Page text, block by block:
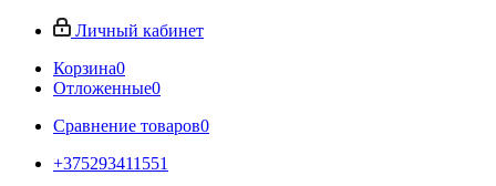
Личный кабинет
Корзина0
Отложенные0
Сравнение товаров0
+375293411551